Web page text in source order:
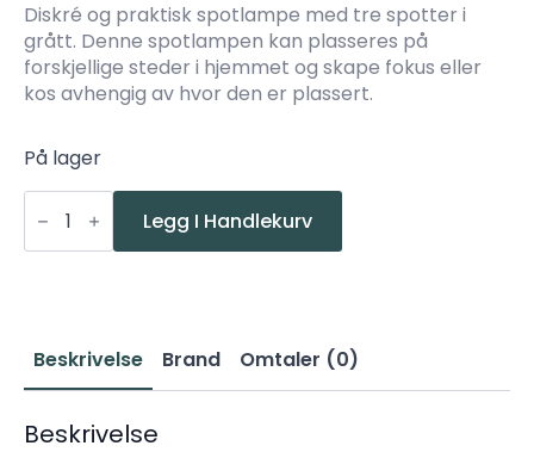
Diskré og praktisk spotlampe med tre spotter i
grått. Denne spotlampen kan plasseres på
forskjellige steder i hjemmet og skape fokus eller
kos avhengig av hvor den er plassert.
På lager
Nordlux
Eik
3spot
Grå
Legg I Handlekurv
Beskrivelse Brand Omtaler (0)
Beskrivelse